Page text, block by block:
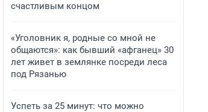
счастливым концом
«Уголовник я, родные со мной не
общаются»: как бывший «афганец» 30
лет живет в землянке посреди леса
под Рязанью
Успеть за 25 минут: что можно